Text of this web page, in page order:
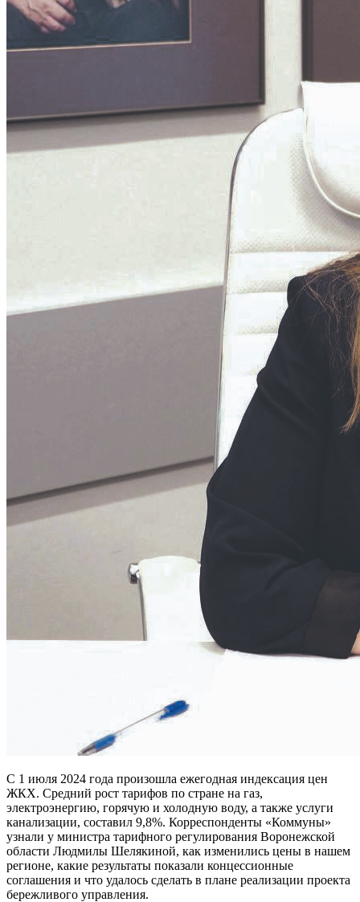
С 1 июля 2024 года произошла ежегодная индексация цен
ЖКХ. Средний рост тарифов по стране на газ,
электроэнергию, горячую и холодную воду, а также услуги
канализации, составил 9,8%. Корреспонденты «Коммуны»
узнали у министра тарифного регулирования Воронежской
области Людмилы Шелякиной, как изменились цены в нашем
регионе, какие результаты показали концессионные
соглашения и что удалось сделать в плане реализации проекта
бережливого управления.